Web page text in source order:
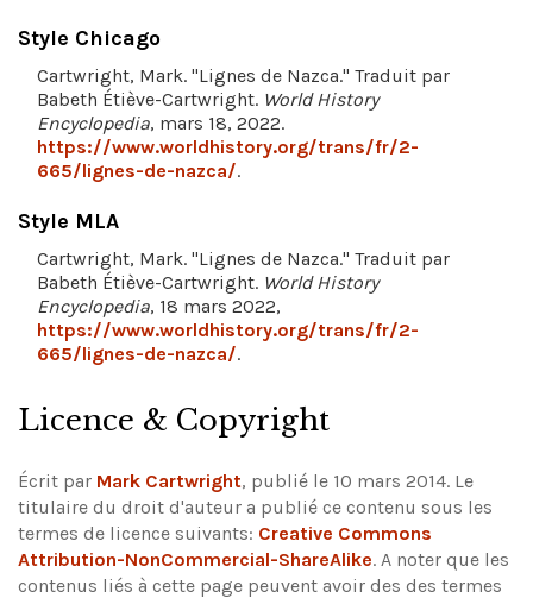
Style Chicago
Cartwright, Mark. "Lignes de Nazca." Traduit par
Babeth Étiève-Cartwright. World History
Encyclopedia, mars 18, 2022.
https://www.worldhistory.org/trans/fr/2-
665/lignes-de-nazca/.
Style MLA
Cartwright, Mark. "Lignes de Nazca." Traduit par
Babeth Étiève-Cartwright. World History
Encyclopedia, 18 mars 2022,
https://www.worldhistory.org/trans/fr/2-
665/lignes-de-nazca/.
Licence & Copyright
Écrit par Mark Cartwright, publié le 10 mars 2014. Le
titulaire du droit d'auteur a publié ce contenu sous les
termes de licence suivants: Creative Commons
Attribution-NonCommercial-ShareAlike. A noter que les
contenus liés à cette page peuvent avoir des des termes